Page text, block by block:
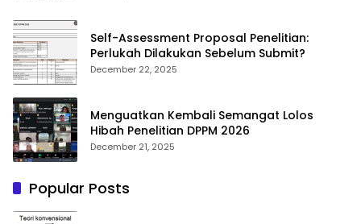
Self-Assessment Proposal Penelitian:
Perlukah Dilakukan Sebelum Submit?
December 22, 2025
Menguatkan Kembali Semangat Lolos
Hibah Penelitian DPPM 2026
December 21, 2025
Popular Posts